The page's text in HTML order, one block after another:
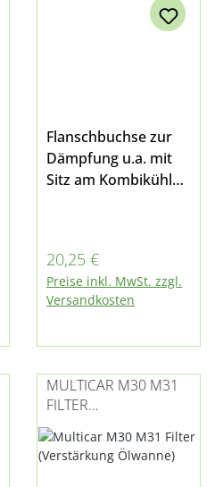
Flanschbuchse zur
Dämpfung u.a. mit
Sitz am Kombikühler,
Multicar M26.5,
M26.7, M30 Fumo
und M31
Regulärer Preis:
20,25 €
Preise inkl. MwSt. zzgl.
Versandkosten
MULTICAR M30 M31
FILTER
(VERSTÄRKUNG
ÖLWANNE)